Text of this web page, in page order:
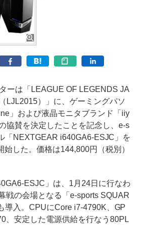
ーは「LEAGUE OF LEGENDS JA
LJL2015）」に、ゲーミングパソ
」および液晶モニタブランド「iiy
協賛を決定したことを記念し、e-s
「NEXTGEAR i640GA6-ESJC」を
した。価格は144,800円（税別）
ESJC」は、1月24日に行なわ
戦の会場となる「e-sports SQUAR
導入。CPUにCore i7-4790K、GP
、安定した電源供給を行なう80PL